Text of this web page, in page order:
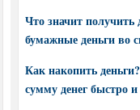
Что значит получить
бумажные деньги
Как накопить
сумму денег быстро